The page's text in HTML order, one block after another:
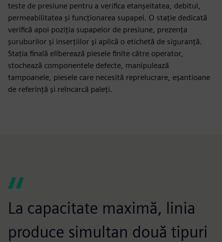
teste de presiune pentru a verifica etanșeitatea, debitul,
permeabilitatea și funcționarea supapei. O stație dedicată
verifică apoi poziția supapelor de presiune, prezența
șuruburilor și inserțiilor și aplică o etichetă de siguranță.
Stația finală eliberează piesele finite către operator,
stochează componentele defecte, manipulează
tampoanele, piesele care necesită reprelucrare, eșantioane
de referință și reîncarcă paleți.
La capacitate maximă, linia
produce simultan două tipuri